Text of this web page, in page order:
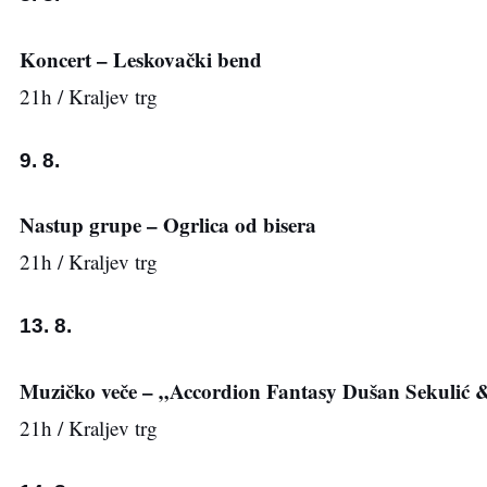
Koncert – Leskovački bend
21h / Kraljev trg
9. 8.
Nastup grupe – Ogrlica od bisera
21h / Kraljev trg
13. 8.
Muzičko veče – „Accordion Fantasy Dušan Sekulić
21h / Kraljev trg